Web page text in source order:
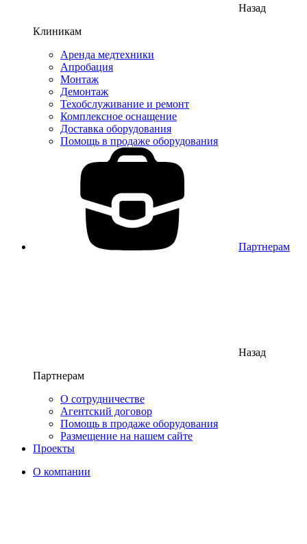
Назад
Клиникам
Аренда медтехники
Апробация
Монтаж
Демонтаж
Техобслуживание и ремонт
Комплексное оснащение
Доставка оборудования
Помощь в продаже оборудования
Партнерам
Назад
Партнерам
О сотрудничестве
Агентский договор
Помощь в продаже оборудования
Размещение на нашем сайте
Проекты
О компании